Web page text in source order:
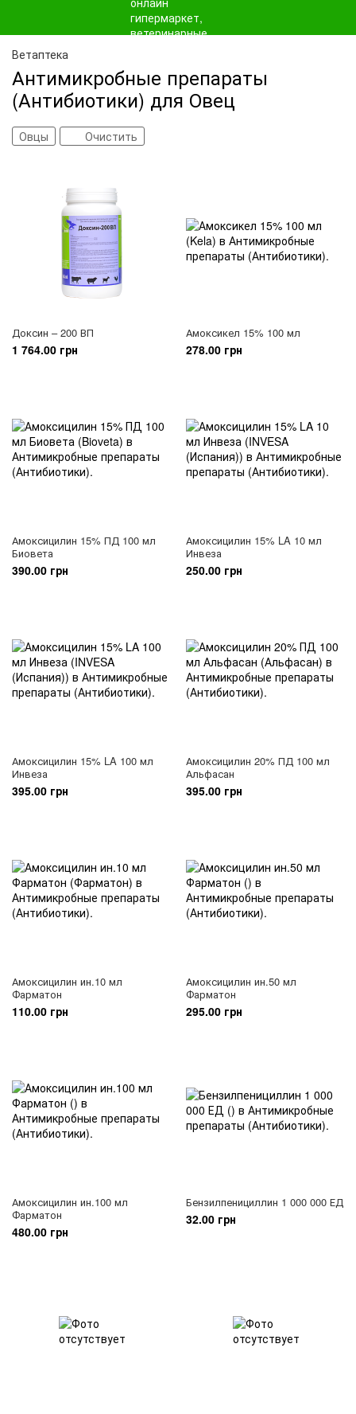
Ветаптека
Антимикробные препараты
(Антибиотики) для Овец
Овцы Очистить
Доксин – 200 ВП
1 764.00 грн
Амоксикел 15% 100 мл
278.00 грн
Амоксицилин 15% ПД 100 мл
Биовета
390.00 грн
Амоксицилин 15% LA 10 мл
Инвеза
250.00 грн
Амоксицилин 15% LA 100 мл
Инвеза
395.00 грн
Амоксицилин 20% ПД 100 мл
Альфасан
395.00 грн
Амоксицилин ин.10 мл
Фарматон
110.00 грн
Амоксицилин ин.50 мл
Фарматон
295.00 грн
Амоксицилин ин.100 мл
Фарматон
480.00 грн
Бензилпенициллин 1 000 000 ЕД
32.00 грн